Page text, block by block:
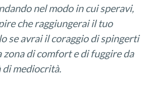
nel modo in cui speravi,
che raggiungerai il tuo
se avrai il coraggio di spingerti
di comfort e di fuggire da
di mediocrità.